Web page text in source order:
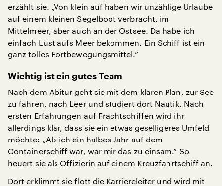
erzählt sie. „Von klein auf haben wir unzählige Urlaube
auf einem kleinen Segelboot verbracht, im
Mittelmeer, aber auch an der Ostsee. Da habe ich
einfach Lust aufs Meer bekommen. Ein Schiff ist ein
ganz tolles Fortbewegungsmittel.“
Wichtig ist ein gutes Team
Nach dem Abitur geht sie mit dem klaren Plan, zur See
zu fahren, nach Leer und studiert dort Nautik. Nach
ersten Erfahrungen auf Frachtschiffen wird ihr
allerdings klar, dass sie ein etwas geselligeres Umfeld
möchte: „Als ich ein halbes Jahr auf dem
Containerschiff war, war mir das zu einsam.“ So
heuert sie als Offizierin auf einem Kreuzfahrtschiff an.
Dort erklimmt sie flott die Karriereleiter und wird mit